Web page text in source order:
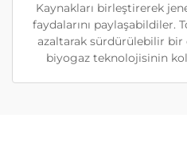
Kaynakları birleştirerek
faydalarını paylaşabildiler.
azaltarak sürdürülebilir bir
biyogaz teknolojisinin